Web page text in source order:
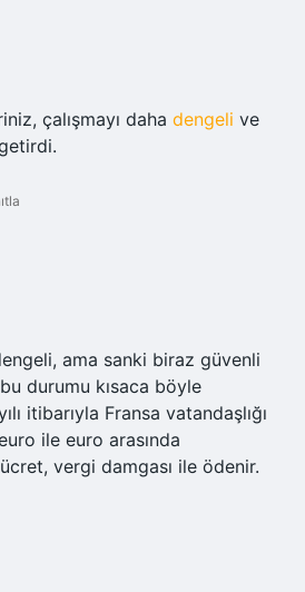
çalışmayı daha dengeli ve
ama sanki biraz güvenli
durumu kısaca böyle
itibarıyla Fransa vatandaşlığı
ile euro arasında
vergi damgası ile ödenir.